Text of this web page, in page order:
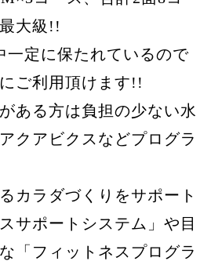
大級!!
一定に保たれているので
ご利用頂けます!!
ある方は負担の少ない水
クアビクスなどプログラ
カラダづくりをサポート
サポートシステム」や目
「フィットネスプログラ